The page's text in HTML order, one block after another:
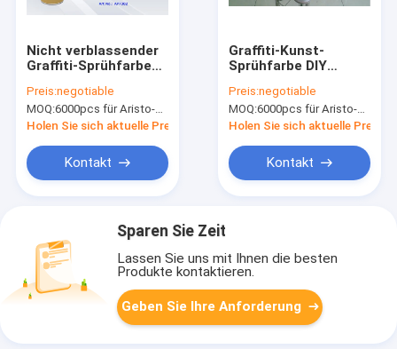
Nicht verblassender
Graffiti-Sprühfarbe
für Metall
Preis:negotiable
MOQ:6000pcs für Aristo-Marke, 15000pcs für Kundenmarke
Holen Sie sich aktuelle Preis
Kontakt
Graffiti-Kunst-
Sprühfarbe DIY
Sprühfarbe-rotes
blaues purpurrotes
Gold
Preis:negotiable
MOQ:6000pcs für Aristo-Marke, 15000pcs für Kundenmarke
Holen Sie sich aktuelle Preis
Kontakt
Sparen Sie Zeit
Lassen Sie uns mit Ihnen die besten
Produkte kontaktieren.
Geben Sie Ihre Anforderung